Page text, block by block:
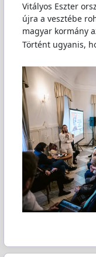
Vitályos Eszter
újra a vesztébe
magyar kormány
Történt ugyanis,